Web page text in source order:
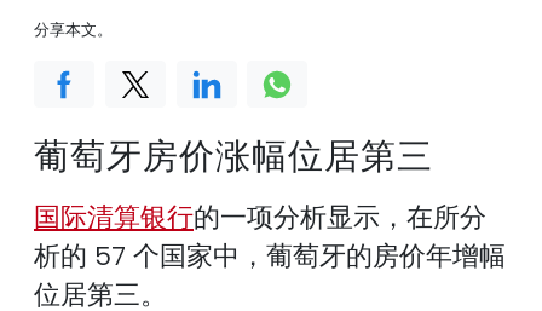
葡萄牙房价涨幅位居第三
国际清算银行的一项分析显示，在所分
析的 57 个国家中，葡萄牙的房价年增幅
位居第三。
分享本文。